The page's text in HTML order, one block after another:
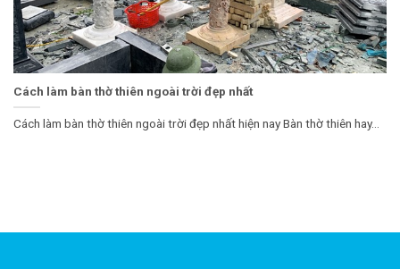
Cách làm bàn thờ thiên ngoài trời đẹp nhất
Cách làm bàn thờ thiên ngoài trời đẹp nhất hiện nay Bàn thờ thiên hay...